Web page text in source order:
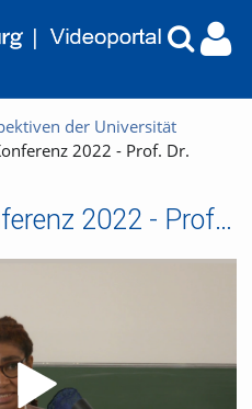
der Universität
2022 - Prof. Dr.
Keynote - VAD Konferenz 2022 - Prof. Dr. Akosua Adomako Ampofo